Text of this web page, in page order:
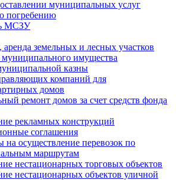
муниципальных услуг
погребению
МСЗУ
земельных и лесных участков
имущества
казны
компаний для
домов
ремонт домов за счет средств фонда
рекламных конструкций
соглашения
на осуществление перевозок по
маршрутам
нестационарных торговых объектов
нестационарных объектов уличной